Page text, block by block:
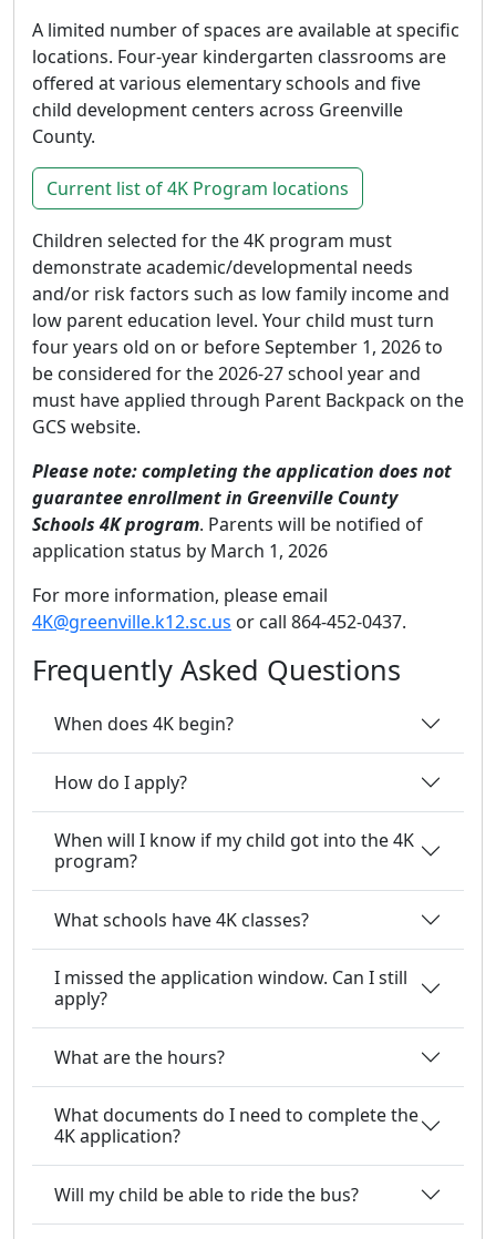
A limited number of spaces are available at specific
locations. Four-year kindergarten classrooms are
offered at various elementary schools and five
child development centers across Greenville
County.
Current list of 4K Program locations
Children selected for the 4K program must
demonstrate academic/developmental needs
and/or risk factors such as low family income and
low parent education level. Your child must turn
four years old on or before September 1, 2026 to
be considered for the 2026-27 school year and
must have applied through Parent Backpack on the
GCS website.
Please note: completing the application does not
guarantee enrollment in Greenville County
Schools 4K program. Parents will be notified of
application status by March 1, 2026
For more information, please email
4K@greenville.k12.sc.us or call 864-452-0437.
Frequently Asked Questions
When does 4K begin?
How do I apply?
When will I know if my child got into the 4K
program?
What schools have 4K classes?
I missed the application window. Can I still
apply?
What are the hours?
What documents do I need to complete the
4K application?
Will my child be able to ride the bus?